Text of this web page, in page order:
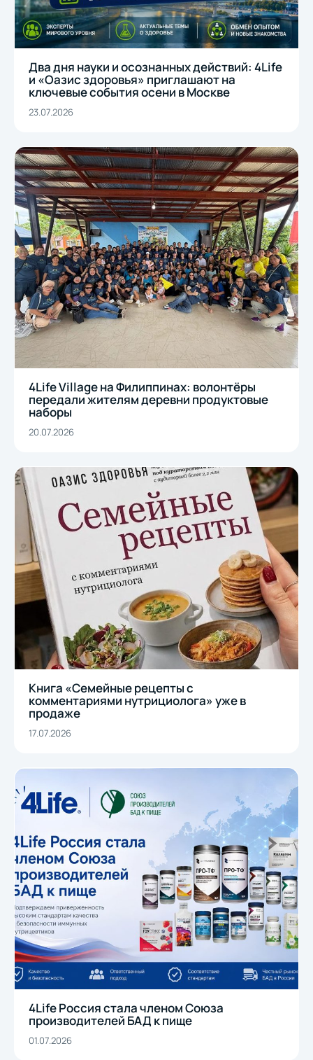
Два дня науки и осознанных действий: 4Life
и «Оазис здоровья» приглашают на
ключевые события осени в Москве
23.07.2026
4Life Village на Филиппинах: волонтёры
передали жителям деревни продуктовые
наборы
20.07.2026
Книга «Семейные рецепты с
комментариями нутрициолога» уже в
продаже
17.07.2026
4Life Россия стала членом Союза
производителей БАД к пище
01.07.2026